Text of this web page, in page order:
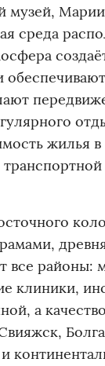
среда
жилья
все
клиники,
а